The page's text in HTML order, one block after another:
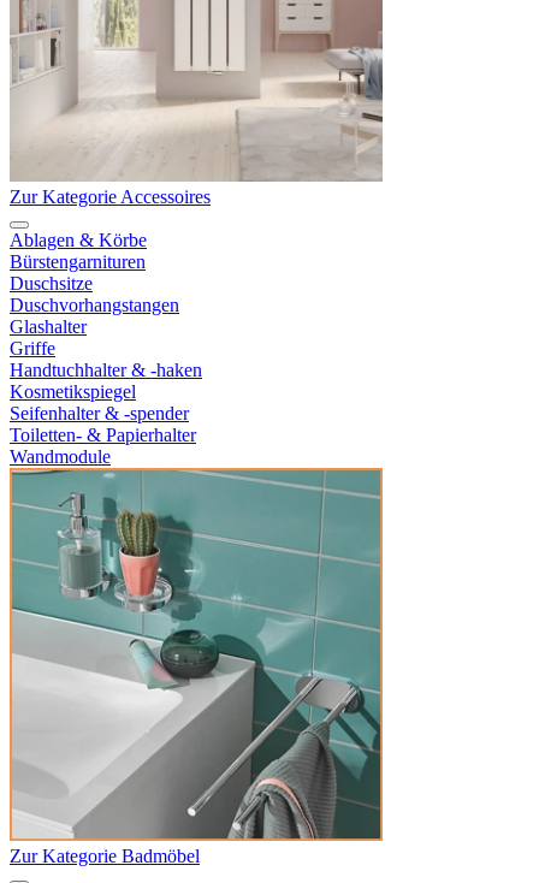
Zur Kategorie Accessoires
Ablagen & Körbe
Bürstengarnituren
Duschsitze
Duschvorhangstangen
Glashalter
Griffe
Handtuchhalter & -haken
Kosmetikspiegel
Seifenhalter & -spender
Toiletten- & Papierhalter
Wandmodule
Zur Kategorie Badmöbel